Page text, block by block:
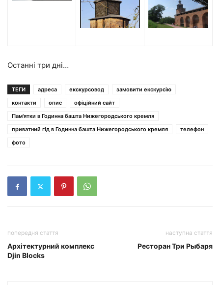
Останні три дні…
ТЕГИ адреса екскурсовод
замовити екскурсію
контакти
опис
офіційний сайт
Пам'ятки в Годинна башта Нижегородського кремля
приватний гід в Годинна башта Нижегородського кремля
телефон
фото
попередня стаття
Архітектурний комплекс
Djin Blocks
наступна стаття
Ресторан Три Рыбаря